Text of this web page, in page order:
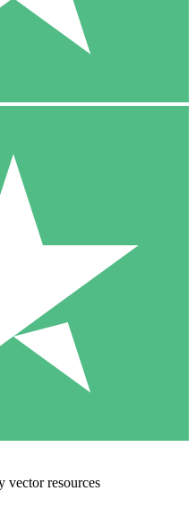
vector resources